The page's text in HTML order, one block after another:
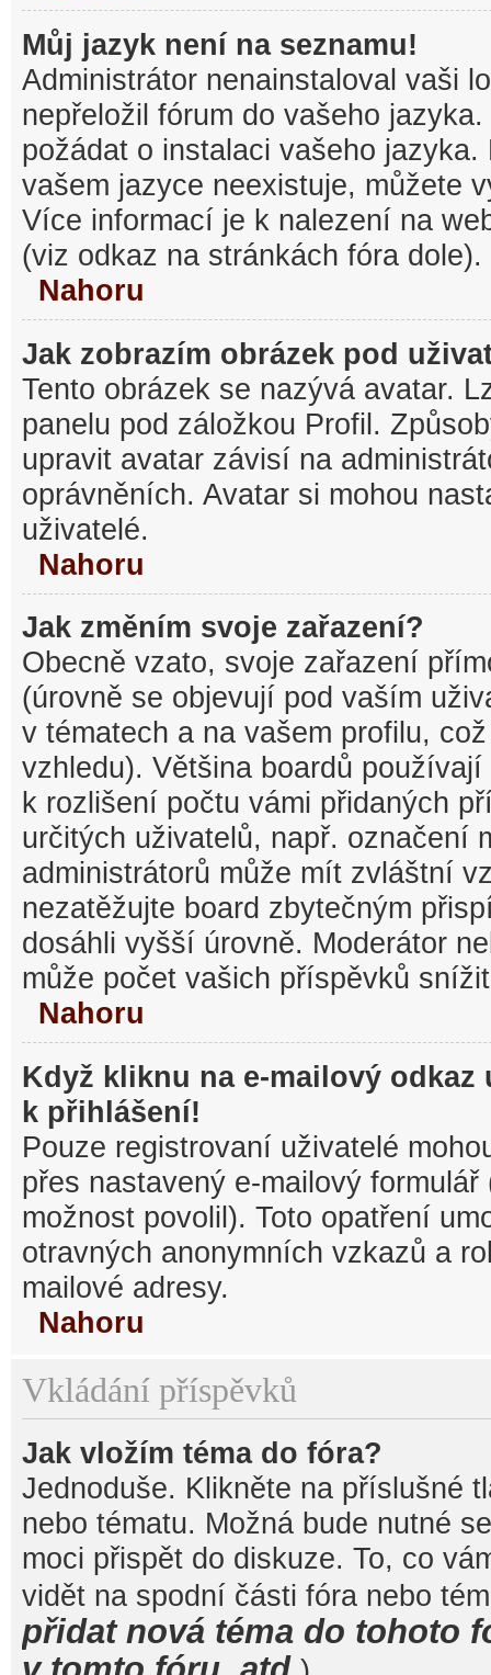
Můj jazyk není na seznamu!
Administrátor nenainstaloval vaši
nepřeložil fórum do vašeho
požádat o instalaci vašeho
vašem jazyce neexistuje, můžete
Více informací je k nalezení na
(viz odkaz na stránkách fóra dole).
Nahoru
Jak zobrazím obrázek pod
Tento obrázek se nazývá avatar.
panelu pod záložkou Profil.
upravit avatar závisí na
oprávněních. Avatar si mohou
uživatelé.
Nahoru
Jak změním svoje zařazení?
Obecně vzato, svoje zařazení
(úrovně se objevují pod vaším
v tématech a na vašem profilu,
vzhledu). Většina boardů
k rozlišení počtu vámi přidaných
určitých uživatelů, např. označení
administrátorů může mít zvláštní
nezatěžujte board zbytečným
dosáhli vyšší úrovně. Moderátor
může počet vašich příspěvků
Nahoru
Když kliknu na e-mailový odkaz
k přihlášení!
Pouze registrovaní uživatelé
přes nastavený e-mailový
možnost povolil). Toto opatření
otravných anonymních vzkazů a
mailové adresy.
Nahoru
Vkládání příspěvků
Jak vložím téma do fóra?
Jednoduše. Klikněte na příslušné
nebo tématu. Možná bude nutné
moci přispět do diskuze. To, co
vidět na spodní části fóra nebo
přidat nová téma do tohoto